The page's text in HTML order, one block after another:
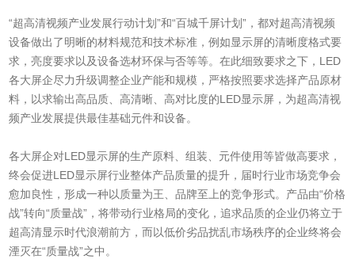
“超高清视频产业发展行动计划”和“百城千屏计划”，都对超高清视频
设备做出了明晰的材料规范和技术标准，例如显示屏的清晰度格式要
求，亮度要求以及设备选材环保与否等等。在此细致要求之下，LED
各大屏企尽力升级调整企业产能和规模，严格按照要求选择产品原材
料，以求输出高品质、高清晰、高对比度的LED显示屏，为超高清视
频产业发展提供最佳基础元件和设备。
各大屏企对LED显示屏的生产原料、组装、元件使用等皆做高要求，
终会促进LED显示屏行业整体产品质量的提升，届时行业市场竞争会
愈加良性，形成一种以质量为王、品牌至上的竞争形式。产品由“价格
战”转向“质量战”，将带动行业格局的变化，追求品质的企业仍将立于
超高清显示时代浪潮前方，而以低价劣品扰乱市场秩序的企业终将会
湮灭在“质量战”之中。